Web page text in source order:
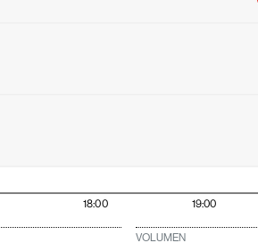
18:00 19:00
VOLUMEN